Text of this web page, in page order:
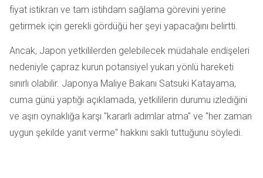
fiyat istikrarı ve tam istihdam sağlama görevini yerine
getirmek için gerekli gördüğü her şeyi yapacağını belirtti.
Ancak, Japon yetkililerden gelebilecek müdahale endişeleri
nedeniyle çapraz kurun potansiyel yukarı yönlü hareketi
sınırlı olabilir. Japonya Maliye Bakanı Satsuki Katayama,
cuma günü yaptığı açıklamada, yetkililerin durumu izlediğini
ve aşırı oynaklığa karşı "kararlı adımlar atma" ve "her zaman
uygun şekilde yanıt verme" hakkını saklı tuttuğunu söyledi.